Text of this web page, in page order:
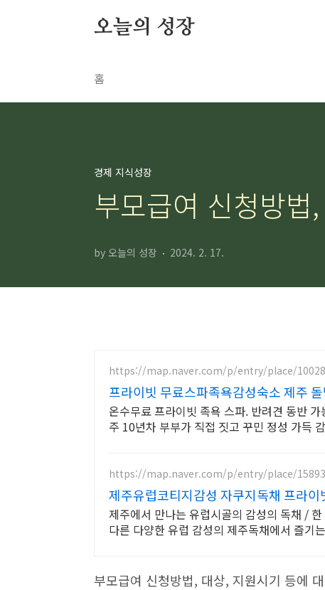
오늘의 성장
홈
경제 지식성장
부모급여 신청방
by 오늘의 성장 2024. 2. 17.
https://map.naver.com/p/entry/place/
프라이빗 무료스파족욕감성숙소 제주
온수무료 프라이빗 족욕 스파. 반려견 동반 가능, 우리 가족만을 위한 힐링공간. 제
주 10년차 부부가 직접 짓고 꾸민 정성 가득
https://map.naver.com/p/entry/place/
제주유럽코티지감성 자쿠지독채 프라이
제주에서 만나는 유럽시골의 감성의 독채 /
다른 다양한 유럽 감성의 제주독채에서 즐기
부모급여 신청방법, 대상, 지원시기 등에